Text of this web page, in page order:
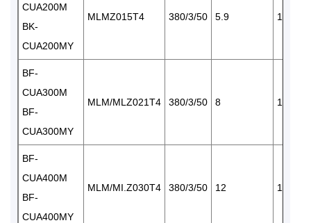
CUA200M
BK-
CUA200MY
MLMZ015T4 380/3/50 5.9 1×3420
BF-
CUA300M
BF-
CUA300MY
MLM/MLZ021T4 380/3/50 8 1×3420
BF-
CUA400M
BF-
CUA400MY
MLM/MI.Z030T4 380/3/50 12 1×3420